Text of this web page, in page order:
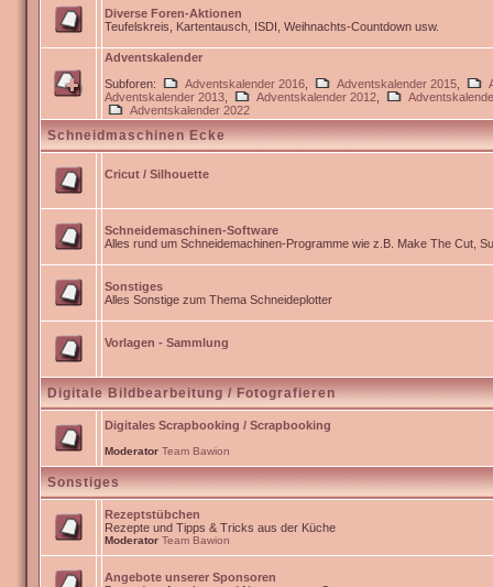
Diverse Foren-Aktionen
Teufelskreis, Kartentausch, ISDI, Weihnachts-Countdown usw.
Adventskalender
Subforen:
Adventskalender 2016 Adventskalender 2015
Adventskalender 2013
Adventskalender 2012
Adventskalender 2022
Schneidmaschinen Ecke
Cricut / Silhouette
Schneidemaschinen-Software
Alles rund um Schneidemachinen-Programme wie z.B. Make The Cut,
Sonstiges
Alles Sonstige zum Thema Schneideplotter
Vorlagen - Sammlung
Digitale Bildbearbeitung / Fotografieren
Digitales Scrapbooking / Scrapbooking
Moderator Team Bawion
Sonstiges
Rezeptstübchen
Rezepte und Tipps & Tricks aus der Küche
Moderator Team Bawion
Angebote unserer Sponsoren